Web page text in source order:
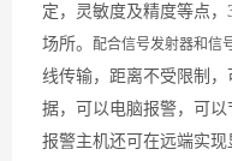
定，灵敏度及精度等点
场所。
配合信号发射器和信
线传输，距离不受限制
据，可以电脑报警，可
报警主机还可在远端实现